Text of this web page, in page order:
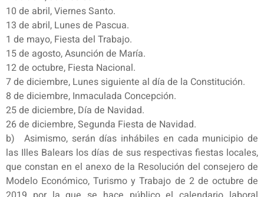
10 de abril, Viernes Santo.
13 de abril, Lunes de Pascua.
1 de mayo, Fiesta del Trabajo.
15 de agosto, Asunción de María.
12 de octubre, Fiesta Nacional.
7 de diciembre, Lunes siguiente al día de la Constitución.
8 de diciembre, Inmaculada Concepción.
25 de diciembre, Día de Navidad.
26 de diciembre, Segunda Fiesta de Navidad.
b) Asimismo, serán días inhábiles en cada municipio de
las Illes Balears los días de sus respectivas fiestas locales,
que constan en el anexo de la Resolución del consejero de
Modelo Económico, Turismo y Trabajo de 2 de octubre de